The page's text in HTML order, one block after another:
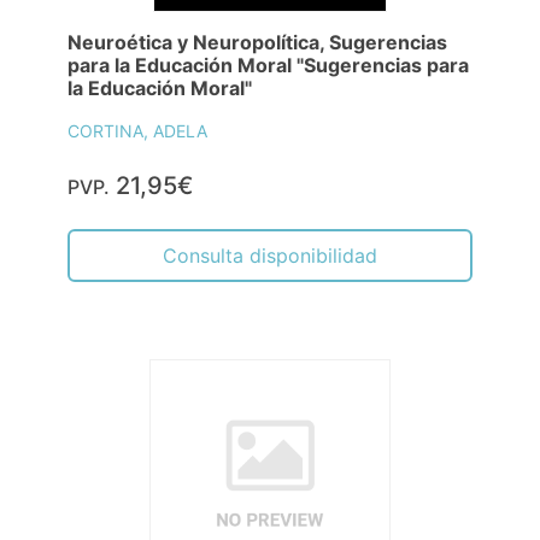
Neuroética y Neuropolítica, Sugerencias
para la Educación Moral "Sugerencias para
la Educación Moral"
CORTINA, ADELA
PVP. 21,95€
Consulta disponibilidad